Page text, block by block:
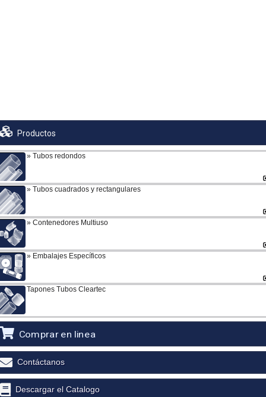
Productos
Tubos redondos
Tubos cuadrados y rectangulares
Contenedores Multiuso
Embalajes Específicos
Tapones Tubos Cleartec
Comprar en linea
Contáctanos
Descargar el Catalogo